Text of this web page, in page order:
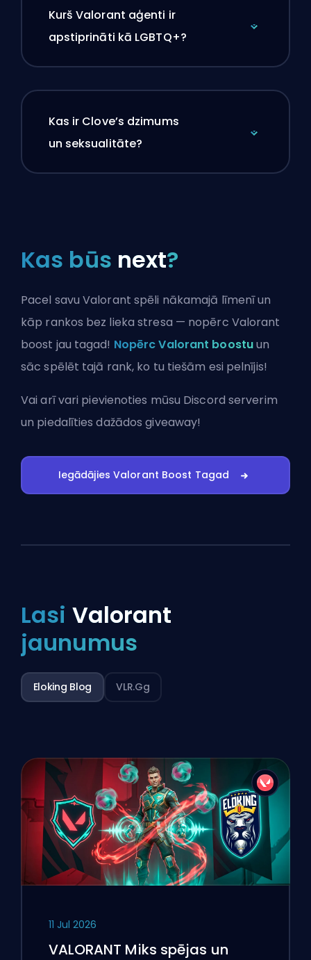
Kurš Valorant aģenti ir
apstiprināti kā LGBTQ+?
Kas ir Clove’s dzimums
un seksualitāte?
Kas būs next?
Pacel savu Valorant spēli nākamajā līmenī un
kāp rankos bez lieka stresa — nopērc Valorant
boost jau tagad! Nopērc Valorant boostuun
sāc spēlēt tajā rank, ko tu tiešām esi pelnījis!
Vai arī vari pievienoties mūsu Discord serverim
un piedalīties dažādos giveaway!
Iegādājies Valorant Boost Tagad
Lasi Valorant
jaunumus
Eloking Blog VLR.gg
11 Jul 2026
VALORANT Miks spējas un